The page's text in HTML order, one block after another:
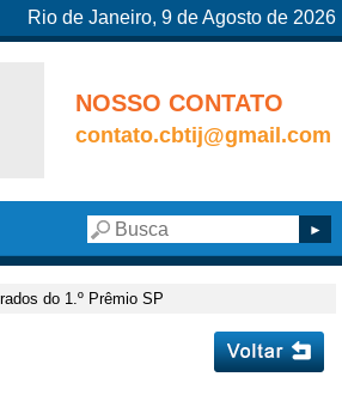
Rio de Janeiro, 9 de Agosto de 2026
NOSSO CONTATO
contato.cbtij@gmail.com
do 1.º Prêmio SP